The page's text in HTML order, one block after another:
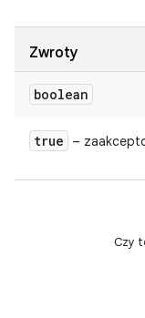
Zwroty
boolean
true –
Czy